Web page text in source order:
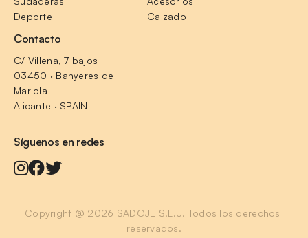
Deporte
Calzado
Contacto
C/ Villena, 7 bajos
03450 · Banyeres de
Mariola
Alicante · SPAIN
Síguenos en redes
Copyright @ 2026 SADOJE S.L.U. Todos los derechos
reservados.